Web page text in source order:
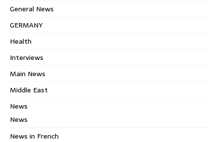
General News
GERMANY
Health
Interviews
Main News
Middle East
News
News
News in French